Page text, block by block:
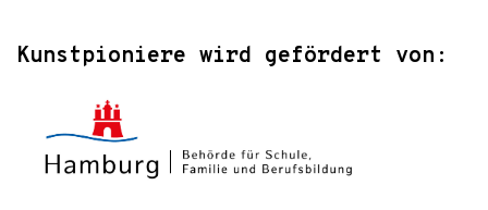
Kunstpioniere wird gefördert von: